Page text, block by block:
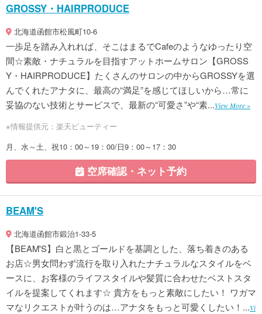
GROSSY・HAIRPRODUCE
北海道函館市松風町10-6
一歩足を踏み入れれば、そこはまるでCafeのようなゆったり空
間☆素敵・ナチュラルを目指すアットホームサロン【GROSS
Y・HAIRPRODUCE】たくさんのサロンの中からGROSSYを選
んでくれたアナタに、最高の“満足”を感じてほしいから…常に
妥協のない技術とサービスで、最新の“可愛さ”や“素...View More »
※情報提供元：楽天ビューティー
月、水～土、祝10：00～19：00/日9：00～17：30
空席確認・ネット予約
BEAM'S
北海道函館市鍛治1-33-5
【BEAM'S】白と黒とゴールドを基調とした、落ち着きのある
お店☆男女問わず流行を取り入れたナチュラルなスタイルをベ
ースに、お客様のライフスタイルや髪質に合わせたベストスタ
イルを提案してくれます☆ 貴方をもっと素敵にしたい！ ワガマ
マなリクエストが叶うのは…アナタをもっと可愛くしたい！...Vi